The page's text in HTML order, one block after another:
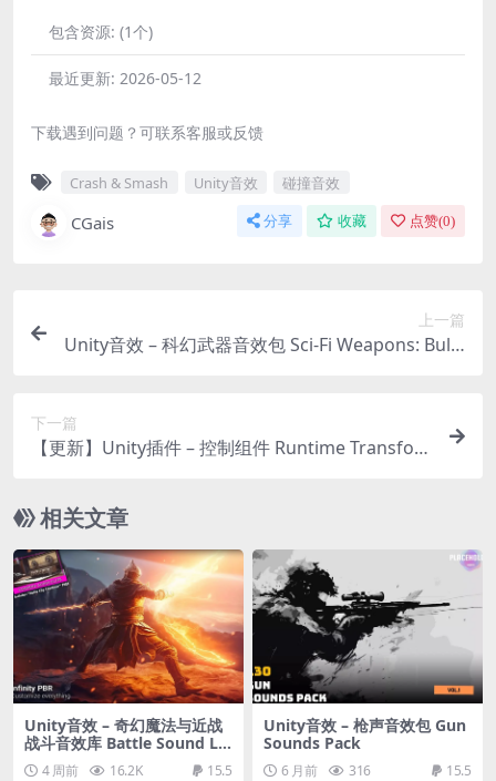
包含资源: (1个)
最近更新: 2026-05-12
下载遇到问题？可联系客服或反馈
Crash & Smash Unity音效 碰撞音效
CGais 分享 收藏 点赞(0)
上一篇
Unity音效 – 科幻武器音效包 Sci-Fi Weapons: Bulle
下一篇
【更新】Unity插件 – 控制组件 Runtime Transfor
相关文章
Unity音效 – 奇幻魔法与近战
战斗音效库 Battle Sound Lib
rary4 周前 16.2K 15.5
Unity音效 – 枪声音效包 Gun
Sounds Pack
6 月前 316 15.5